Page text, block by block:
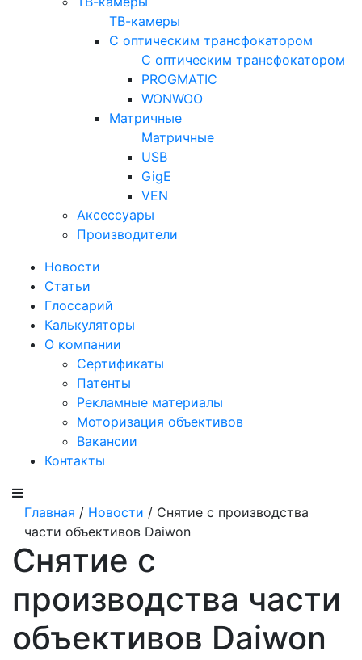
ТВ-камеры
С оптическим трансфокатором
С оптическим трансфокатором
PROGMATIC
WONWOO
Матричные
Матричные
USB
GigE
VEN
Аксессуары
Производители
Новости
Статьи
Глоссарий
Калькуляторы
О компании
Сертификаты
Патенты
Рекламные материалы
Моторизация объективов
Вакансии
Контакты
Главная / Новости / Снятие с производства
части объективов Daiwon
Снятие с
производства части
объективов Daiwon